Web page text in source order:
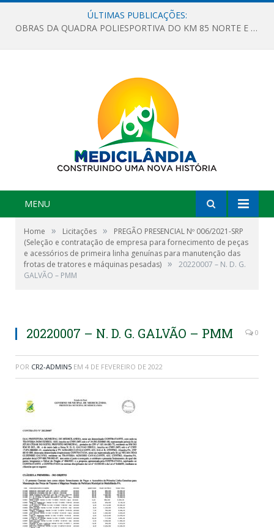
ÚLTIMAS PUBLICAÇÕES:
OBRAS DA QUADRA POLIESPORTIVA DO KM 85 NORTE E DA ESCOLA GASPAR VIANA AVANÇAM
MENU
Home » Licitações »
PREGÃO PRESENCIAL Nº 006/2021-SRP
(Seleção e contratação de empresa para fornecimento de peças
e acessórios de primeira linha genuínas para manutenção das
frotas de tratores e máquinas pesadas) »
20220007 – N. D. G.
GALVÃO – PMM
20220007 – N. D. G. GALVÃO – PMM 0
POR CR2-ADMIN5 EM 4 DE FEVEREIRO DE 2022